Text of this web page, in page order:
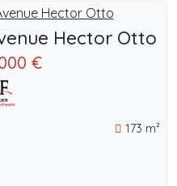
Hector Otto
€
173 m²